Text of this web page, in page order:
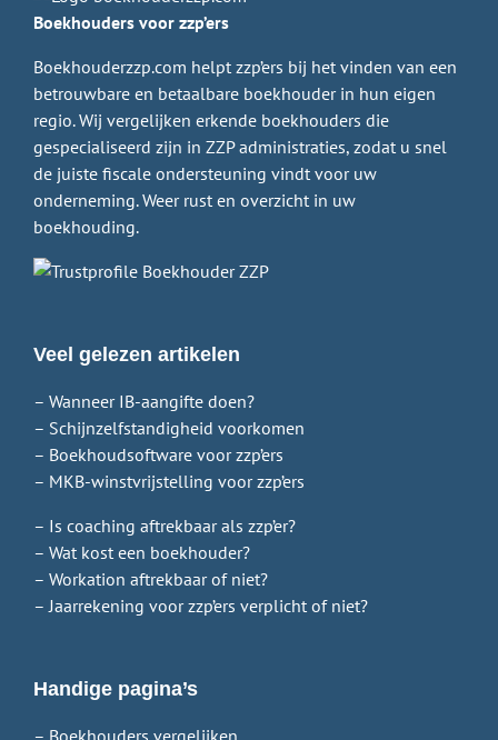
Boekhouders voor zzp’ers
Boekhouderzzp.com helpt zzp’ers bij het vinden van een
betrouwbare en betaalbare boekhouder in hun eigen
regio. Wij vergelijken erkende boekhouders die
gespecialiseerd zijn in ZZP administraties, zodat u snel
de juiste fiscale ondersteuning vindt voor uw
onderneming. Weer rust en overzicht in uw
boekhouding.
Veel gelezen artikelen
– Wanneer IB-aangifte doen?
– Schijnzelfstandigheid voorkomen
– Boekhoudsoftware voor zzp’ers
– MKB-winstvrijstelling voor zzp’ers
– Is coaching aftrekbaar als zzp’er?
– Wat kost een boekhouder?
– Workation aftrekbaar of niet?
– Jaarrekening voor zzp’ers verplicht of niet?
Handige pagina’s
– Boekhouders vergelijken